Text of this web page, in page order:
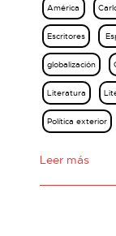
América
Escritores
globalización
Literatura
Política exterior
Leer más